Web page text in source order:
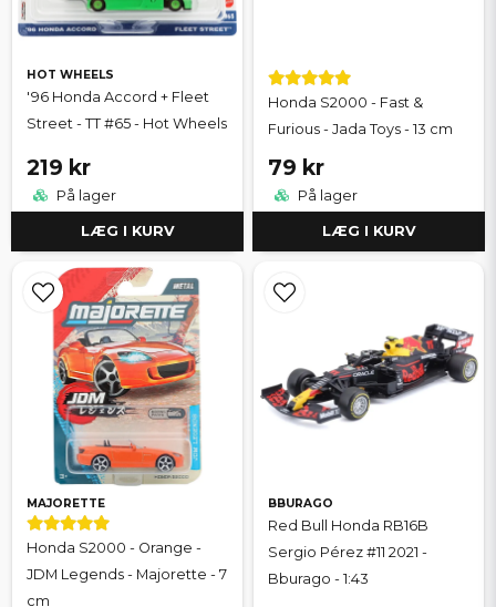
HOT WHEELS
'96 Honda Accord + Fleet
Street - TT #65 - Hot Wheels
219 kr
På lager
LÆG I KURV
Honda S2000 - Fast &
Furious - Jada Toys - 13 cm
79 kr
På lager
LÆG I KURV
MAJORETTE
Honda S2000 - Orange -
JDM Legends - Majorette - 7
cm
BBURAGO
Red Bull Honda RB16B
Sergio Pérez #11 2021 -
Bburago - 1:43